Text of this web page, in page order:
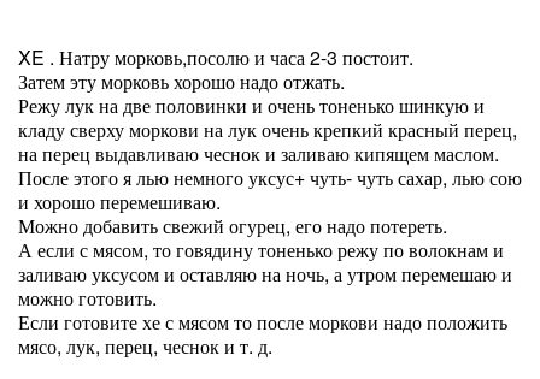
XE . Натру морковь,посолю и часа 2-3 постоит.
Затем эту морковь хорошо надо отжать.
Режу лук на две половинки и очень тоненько шинкую и
кладу сверху моркови на лук очень крепкий красный перец,
на перец выдавливаю чеснок и заливаю кипящем маслом.
После этого я лью немного уксус+ чуть- чуть сахар, лью сою
и хорошо перемешиваю.
Можно добавить свежий огурец, его надо потереть.
А если с мясом, то говядину тоненько режу по волокнам и
заливаю уксусом и оставляю на ночь, а утром перемешаю и
можно готовить.
Если готовите хе с мясом то после моркови надо положить
мясо, лук, перец, чеснок и т. д.